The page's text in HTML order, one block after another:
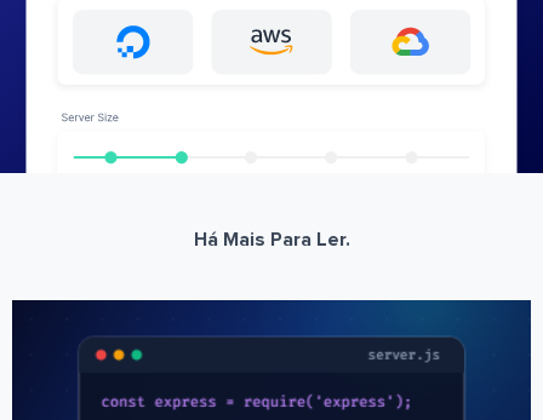
Há Mais Para Ler.